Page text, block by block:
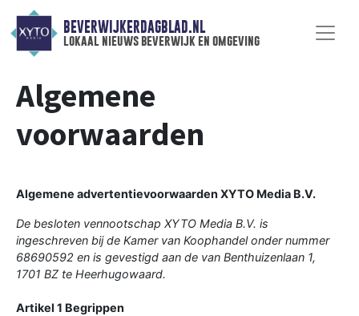
BEVERWIJKERDAGBLAD.NL
lokaal nieuws beverwijk en omgeving
Algemene
voorwaarden
Algemene advertentievoorwaarden XYTO Media B.V.
De besloten vennootschap XYTO Media B.V. is
ingeschreven bij de Kamer van Koophandel onder nummer
68690592 en is gevestigd aan de van Benthuizenlaan 1,
1701 BZ te Heerhugowaard.
Artikel 1 Begrippen